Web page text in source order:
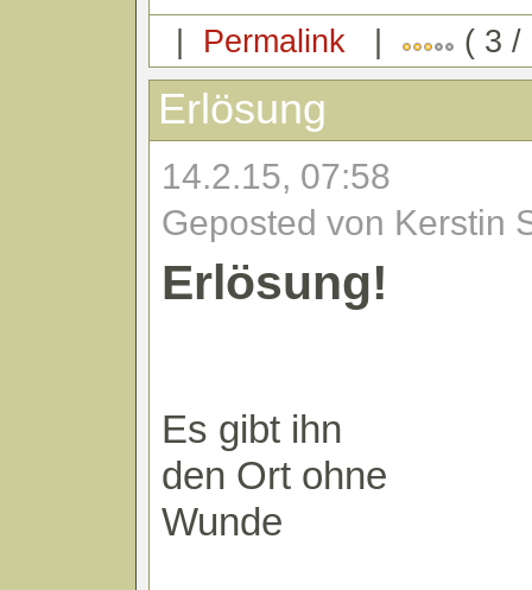
| Permalink | ( 3 /
Erlösung
14.2.15, 07:58
Geposted von Kerstin
Erlösung!
Es gibt ihn
den Ort ohne
Wunde